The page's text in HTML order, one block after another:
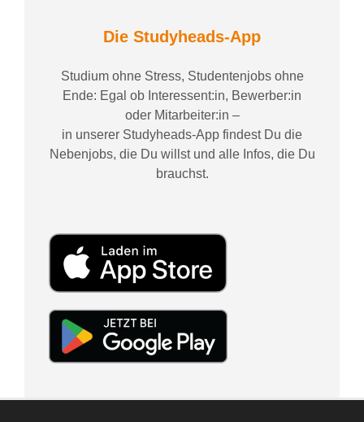
Die Studyheads-App
Studium ohne Stress, Studentenjobs ohne
Ende: Egal ob Interessent:in, Bewerber:in
oder Mitarbeiter:in –
in unserer Studyheads-App findest Du die
Nebenjobs, die Du willst und alle Infos, die Du
brauchst.